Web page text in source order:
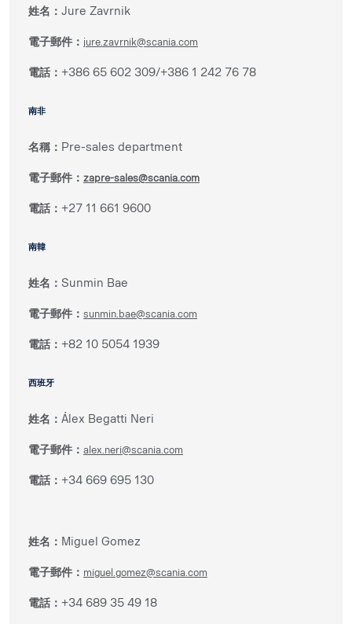
姓名： Jure Zavrnik
電子郵件： jure.zavrnik@scania.com
電話： +386 65 602 309/+386 1 242 76 78
南非
名稱： Pre-sales department
電子郵件： zapre-sales@scania.com
電話： +27 11 661 9600
南韓
姓名： Sunmin Bae
電子郵件： sunmin.bae@scania.com
電話： +82 10 5054 1939
西班牙
姓名： Álex Begatti Neri
電子郵件： alex.neri@scania.com
電話： +34 669 695 130
姓名： Miguel Gomez
電子郵件： miguel.gomez@scania.com
電話： +34 689 35 49 18